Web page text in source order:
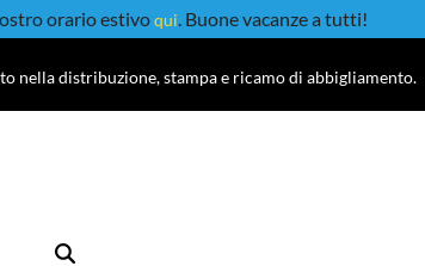
orario estivoqui. Buone vacanze a tutti!
nella distribuzione, stampa e ricamo di abbigliamento.